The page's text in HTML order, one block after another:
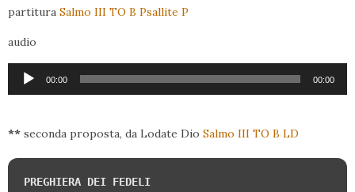
partitura Salmo III TO B Psallite P
audio
Audio
Player
00:00 00:00
** seconda proposta, da Lodate Dio Salmo III TO B LD
PREGHIERA DEI FEDELI